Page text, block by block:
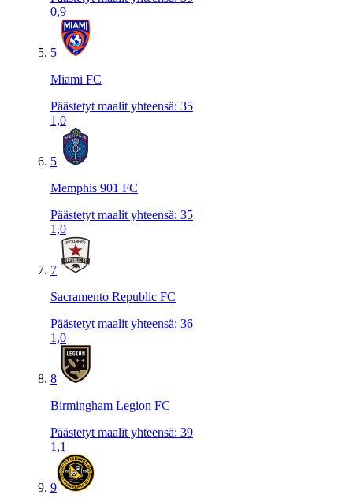
0,9
5
Miami FC
Päästetyt maalit yhteensä: 35
1,0
5
Memphis 901 FC
Päästetyt maalit yhteensä: 35
1,0
7
Sacramento Republic FC
Päästetyt maalit yhteensä: 36
1,0
8
Birmingham Legion FC
Päästetyt maalit yhteensä: 39
1,1
9